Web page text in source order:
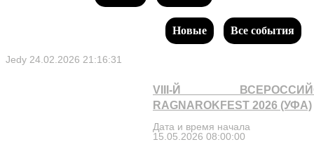
Новые Все события
Jedy 24.02.2026 21:16:31
VIII-Й
RAGNAROKFEST 2026 (УФА)
Дата и время начала
15.05.2026 08:00:00